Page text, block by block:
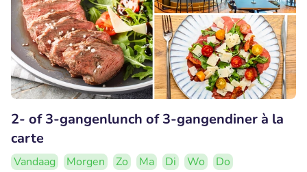
2- of 3-gangenlunch of 3-gangendiner à la
carte
Vandaag Morgen Zo Ma Di Wo
Do